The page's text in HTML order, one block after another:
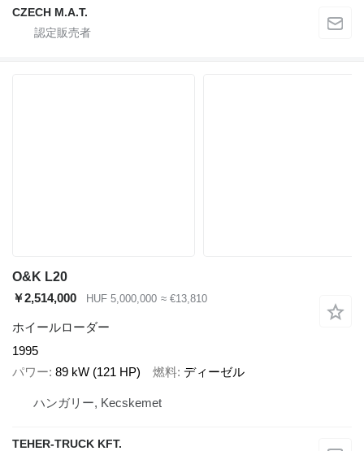
CZECH M.A.T.
O&K L20
￥2,514,000
HUF 5,000,000 ≈ €13,810
ホイールローダー
1995
パワー 89 kW (121 HP) 燃料 ディーゼル
ハンガリー, Kecskemet
TEHER-TRUCK KFT.